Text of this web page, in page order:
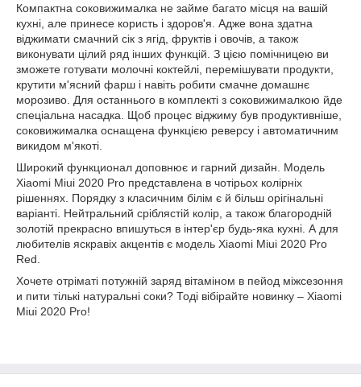
Компактна соковижималка не займе багато місця на вашій
кухні, але принесе користь і здоров'я. Адже вона здатна
віджимати смачний сік з ягід, фруктів і овочів, а також
виконувати цілий ряд інших функцій. З цією помічницею ви
зможете готувати молочні коктейлі, перемішувати продукти,
крутити м'ясний фарш і навіть робити смачне домашнє
морозиво. Для останнього в комплекті з соковижималкою йде
спеціальна насадка. Щоб процес віджиму був продуктивніше,
соковижималка оснащена функцією реверсу і автоматичним
викидом м'якоті.
Широкий функционал доповнює и гарний дизайн. Модель
Xiaomi Miui 2020 Pro представлена в чотірьох колірніх
рішеннях. Порядку з класичним білім є й більш орігінальні
варіанті. Нейтральний сріблястій колір, а також благородній
золотій прекрасно впишуться в інтер'єр будь-яка кухні. А для
любителів яскравіх акцентів є модель Xiaomi Miui 2020 Pro
Red.
Хочете отріматі потужній заряд вітаміном в пейод міжсезоння
и пити тількі натуральні соки? Тоді вібірайте новинку – Xiaomi
Miui 2020 Pro!